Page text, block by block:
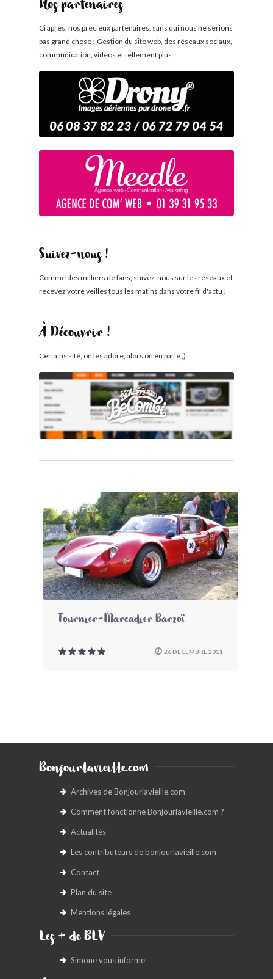
Nos partenaires
Ci après, nos précieux partenaires, sans qui nous ne serions
pas grand chose ! Gestion du site web, des réseaux sociaux,
communication, vidéos et tellement plus.
Suivez-nous !
Comme des milliers de fans, suivez-nous sur les réseaux et
recevez votre veilles tous les matins dans votre fil d'actu !
À Découvrir !
Certains site, on les adore, alors on en parle ;)
Fournier-Marcadier Barzoï
26 DÉCEMBRE 2011
Bonjourlavieille.com
Archives de Bonjourlavieille.com
Comment fonctionne Bonjourlavieille.com ?
Actualités
Les contributeurs de bonjourlavieille.com
Contact
Plan du site
Mentions légales
Les + de BLV
Simone vous informe